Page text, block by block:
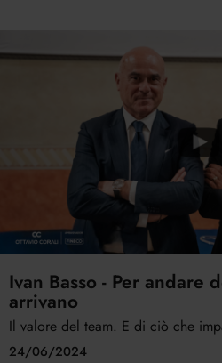
Ivan Basso - Per andare
arrivano
Il valore del team. E di ciò che
24/06/2024